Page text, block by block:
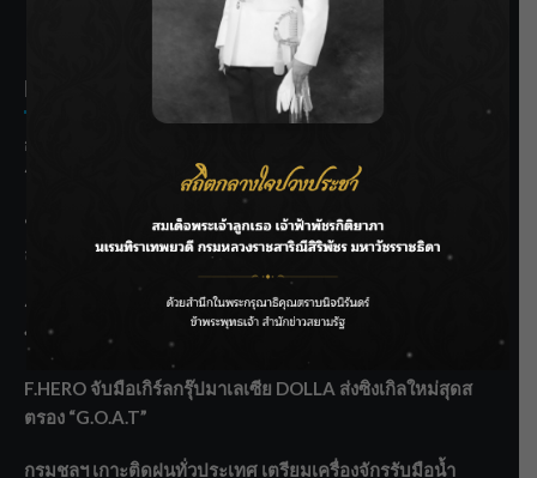
THE BEST ENTERTAINMENT
Recent Posts
กรมชลฯ รับฟังประชาชน ติดตามแก้ปัญหาโครงการประตู
ระบายน้ำศรีสองรักฯ
‘แมน การิน’ แชร์ความเชื่อชวนคิด! “อยากกินอะไรหลังจาก
ลาโลกนี้ ให้ใส่บาตรสิ่งนั้นไว้ตอนยังมีชีวิต”
ราชเลขานุการในพระองค์ฯ ติดตามโครงการหุบกะพง–ห้วย
ทรายใต้ เสริมความมั่นคงน้ำเพชรบุรี
F.HERO จับมือเกิร์ลกรุ๊ปมาเลเซีย DOLLA ส่งซิงเกิลใหม่สุดส
ตรอง “G.O.A.T”
กรมชลฯ เกาะติดฝนทั่วประเทศ เตรียมเครื่องจักรรับมือน้ำ